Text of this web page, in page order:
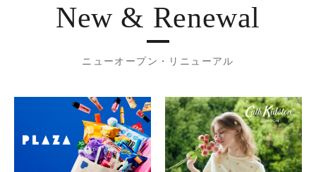
New & Renewal
ニューオープン・リニューアル